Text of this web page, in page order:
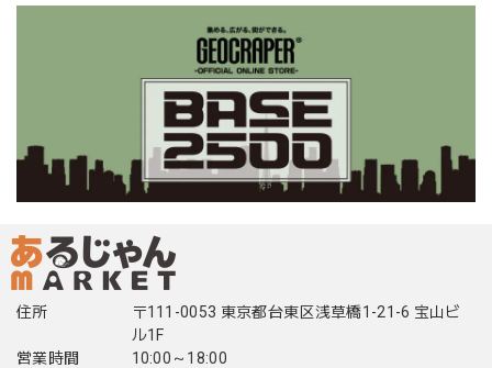
住所
〒111-0053 東京都台東区浅草橋1-21-6 宝山ビ
ル1F
営業時間
10:00～18:00